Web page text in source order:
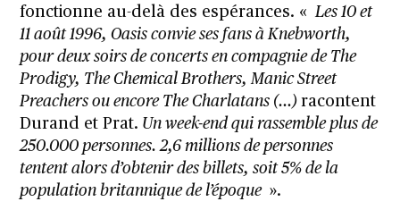
fonctionne au-delà des espérances. «Les 10 et
11 août 1996, Oasis convie ses fans à Knebworth,
pour deux soirs de concerts en compagnie de The
Prodigy, The Chemical Brothers, Manic Street
Preachers ou encore The Charlatans (…)racontent
Durand et Prat. Un week-end qui rassemble plus de
250.000 personnes. 2,6 millions de personnes
tentent alors d’obtenir des billets, soit 5% de la
population britannique de l’époque».